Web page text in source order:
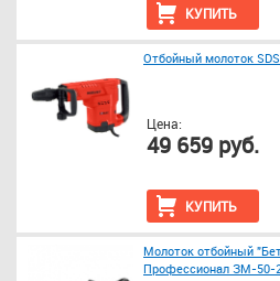
КУПИТЬ
Отбойный молоток
КУПИТЬ
Цена:
49 659 руб.
Молоток отбойный
Профессионал ЗМ-50-